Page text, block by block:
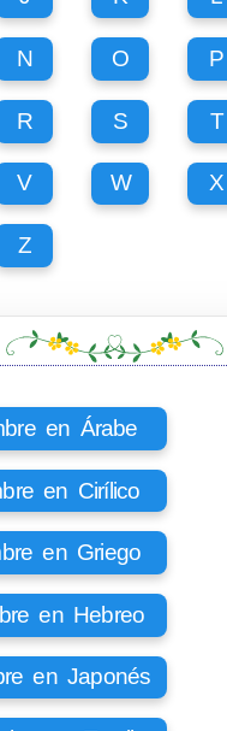
N O P
R S T
V W X
Z
en Árabe
en Cirílico
en Griego
en Hebreo
en Japonés